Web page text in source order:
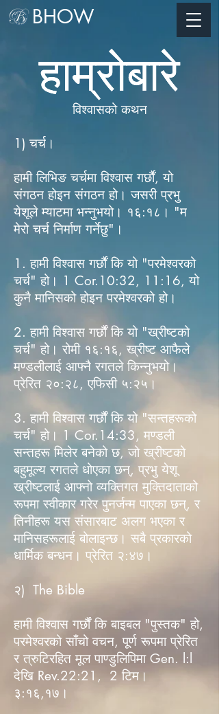
BHOW
विश्वासको कथन
1) चर्च।
हामी लिभिङ चर्चमा विश्वास गर्छौं, यो
संगठन होइन संगठन हो। जसरी प्रभु
येशूले म्याटमा भन्नुभयो। १६:१८। "म
मेरो चर्च निर्माण गर्नेछु"।
1. हामी विश्वास गर्छौं कि यो "परमेश्वरको
चर्च" हो। 1 Cor.10:32, 11:16, यो
कुनै मानिसको होइन परमेश्वरको हो।
2. हामी विश्वास गर्छौं कि यो "ख्रीष्टको
चर्च" हो। रोमी १६:१६, ख्रीष्ट आफैले
मण्डलीलाई आफ्नै रगतले किन्नुभयो।
प्रेरित २०:२८, एफिसी ५:२५।
3. हामी विश्वास गर्छौं कि यो "सन्तहरूको
चर्च" हो। 1 Cor.14:33, मण्डली
सन्तहरू मिलेर बनेको छ, जो ख्रीष्टको
बहुमूल्य रगतले धोएका छन्, प्रभु येशू
ख्रीष्टलाई आफ्नो व्यक्तिगत मुक्तिदाताको
रूपमा स्वीकार गरेर पुनर्जन्म पाएका छन्, र
तिनीहरू यस संसारबाट अलग भएका र
मानिसहरूलाई बोलाइन्छ। सबै प्रकारको
धार्मिक बन्धन। प्रेरित २:४७।
२) The Bible
हामी विश्वास गर्छौं कि बाइबल "पुस्तक" हो,
परमेश्वरको साँचो वचन, पूर्ण रूपमा प्रेरित
र त्रुटिरहित मूल पाण्डुलिपिमा Gen. l:l
देखि Rev.22:21, 2 टिम।
३:१६,१७।
हाम्रोबारे
हाम्रोबारे